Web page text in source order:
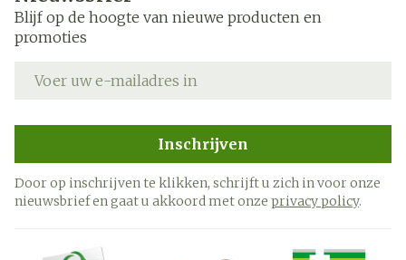
Blijf op de hoogte van nieuwe producten en
promoties
Inschrijven
Door op inschrijven te klikken, schrijft u zich in voor onze
nieuwsbrief en gaat u akkoord met onze privacy policy.